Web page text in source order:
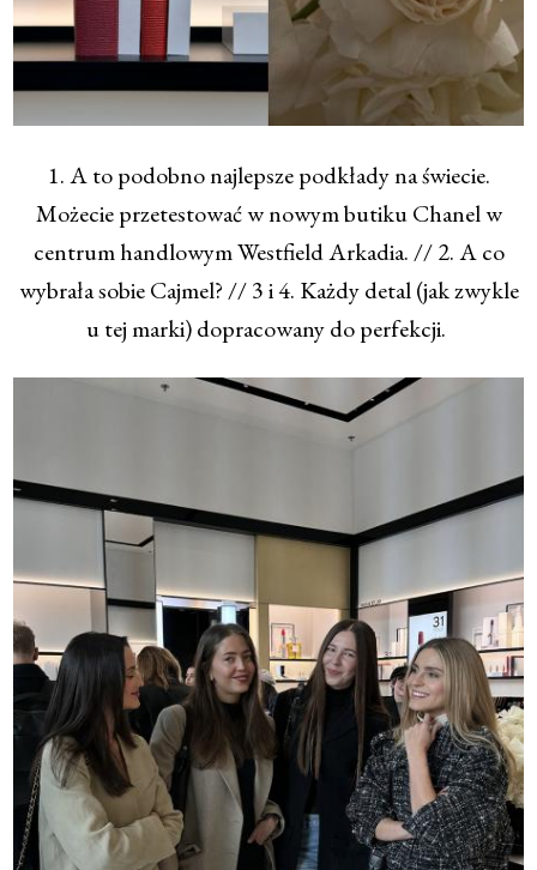
1. A to podobno najlepsze podkłady na świecie.
Możecie przetestować w nowym butiku Chanel w
centrum handlowym Westfield Arkadia. // 2. A co
wybrała sobie Cajmel? // 3 i 4. Każdy detal (jak zwykle
u tej marki) dopracowany do perfekcji.